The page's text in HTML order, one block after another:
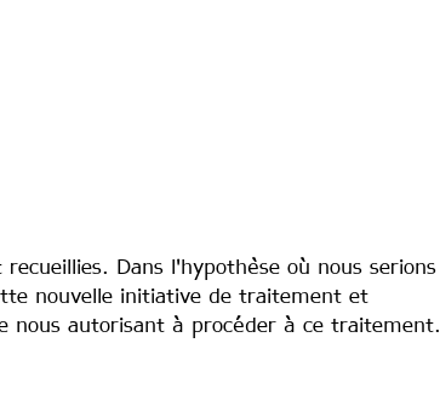
Dans l'hypothèse où nous serions
nouvelle initiative de traitement et
nous autorisant à procéder à ce traitement.